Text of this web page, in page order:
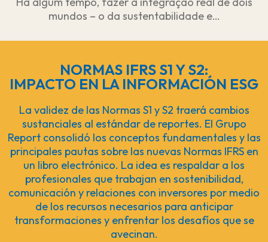
mundos – o da sustentabilidade e…
NORMAS IFRS S1 Y S2:
IMPACTO EN LA INFORMACIÓN ESG
La validez de las Normas S1 y S2 traerá cambios
sustanciales al estándar de reportes. El Grupo
Report consolidó los conceptos fundamentales y las
principales pautas sobre las nuevas Normas IFRS en
un libro electrónico. La idea es respaldar a los
profesionales que trabajan en sostenibilidad,
comunicación y relaciones con inversores por medio
de los recursos necesarios para anticipar
transformaciones y enfrentar los desafíos que se
avecinan.